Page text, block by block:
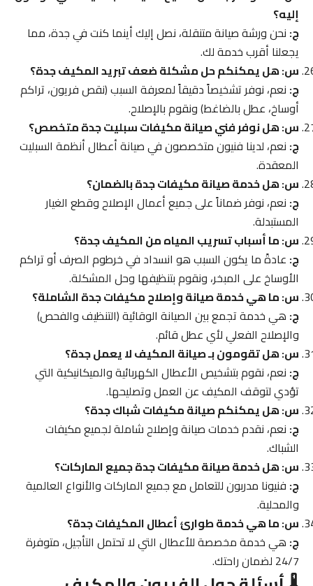
إليه؟
ج: نحن ورشة صيانة متنقلة، نصل إليك أينما كنت في جدة، مما
يجعلنا أقرب خدمة لك.
س: هل يمكنكم حل مشكلة ضعف تبريد المكيف جدة؟
ج: نعم، نوفر تشخيصاً دقيقاً لمعرفة السبب (نقص فريون، تراكم
أوساخ، عطل بالضاغط) ونقوم بالإصلاح.
س: هل نوفر فني صيانة مكيفات سبليت جدة متخصص؟
ج: نعم، لدينا فنيون متخصصون في صيانة أعطال أنظمة السبليت
المعقدة.
س: هل خدمة صيانة مكيفات جدة بالضمان؟
ج: نعم، نوفر ضماناً على جميع أعمال الإصلاح وقطع الغيار
المستبدلة.
س: ما أسباب تسريب المياه من المكيف جدة؟
ج: عادةً ما يكون السبب هو انسداد في خرطوم الصرف أو تراكم
الأوساخ على المبخر، ونقوم بتنظيفها وحل المشكلة.
س: ما هي خدمة صيانة وإصلاح مكيفات جدة الشاملة؟
ج: هي خدمة تجمع بين الصيانة الوقائية (التنظيف والفحص)
والإصلاح الفعلي لأي عطل قائم.
س: هل تقومون بـ صيانة المكيف لا يعمل جدة؟
ج: نعم، نقوم بتشخيص الأعطال الكهربائية والميكانيكية التي
تؤدي لتوقف المكيف عن العمل وتصليحها.
س: هل يمكنكم صيانة مكيفات شباك جدة؟
ج: نعم، نقدم خدمات صيانة وإصلاح شاملة لجميع مكيفات
الشباك.
س: هل خدمة صيانة مكيفات جدة جميع الماركات؟
ج: فنيونا مدربون للتعامل مع جميع الماركات والأنواع العالمية
والمحلية.
س: ما هي خدمة طوارئ أعطال المكيفات جدة؟
ج: هي خدمة مخصصة للأعطال التي لا تحتمل التأجيل، متوفرة
24/7 لضمان راحتك.